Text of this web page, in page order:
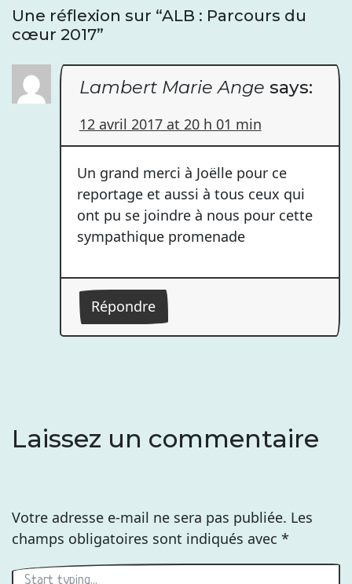
Une réflexion sur “ALB : Parcours du
cœur 2017”
Lambert Marie Ange says:
12 avril 2017 at 20 h 01 min
Un grand merci à Joëlle pour ce
reportage et aussi à tous ceux qui
ont pu se joindre à nous pour cette
sympathique promenade
Répondre
Laissez un commentaire
Votre adresse e-mail ne sera pas publiée. Les
champs obligatoires sont indiqués avec *